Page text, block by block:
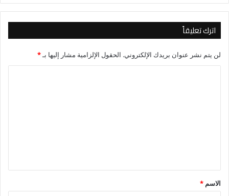
اترك تعليقاً
لن يتم نشر عنوان بريدك الإلكتروني. الحقول الإلزامية مشار إليها بـ*
*
الاسم *